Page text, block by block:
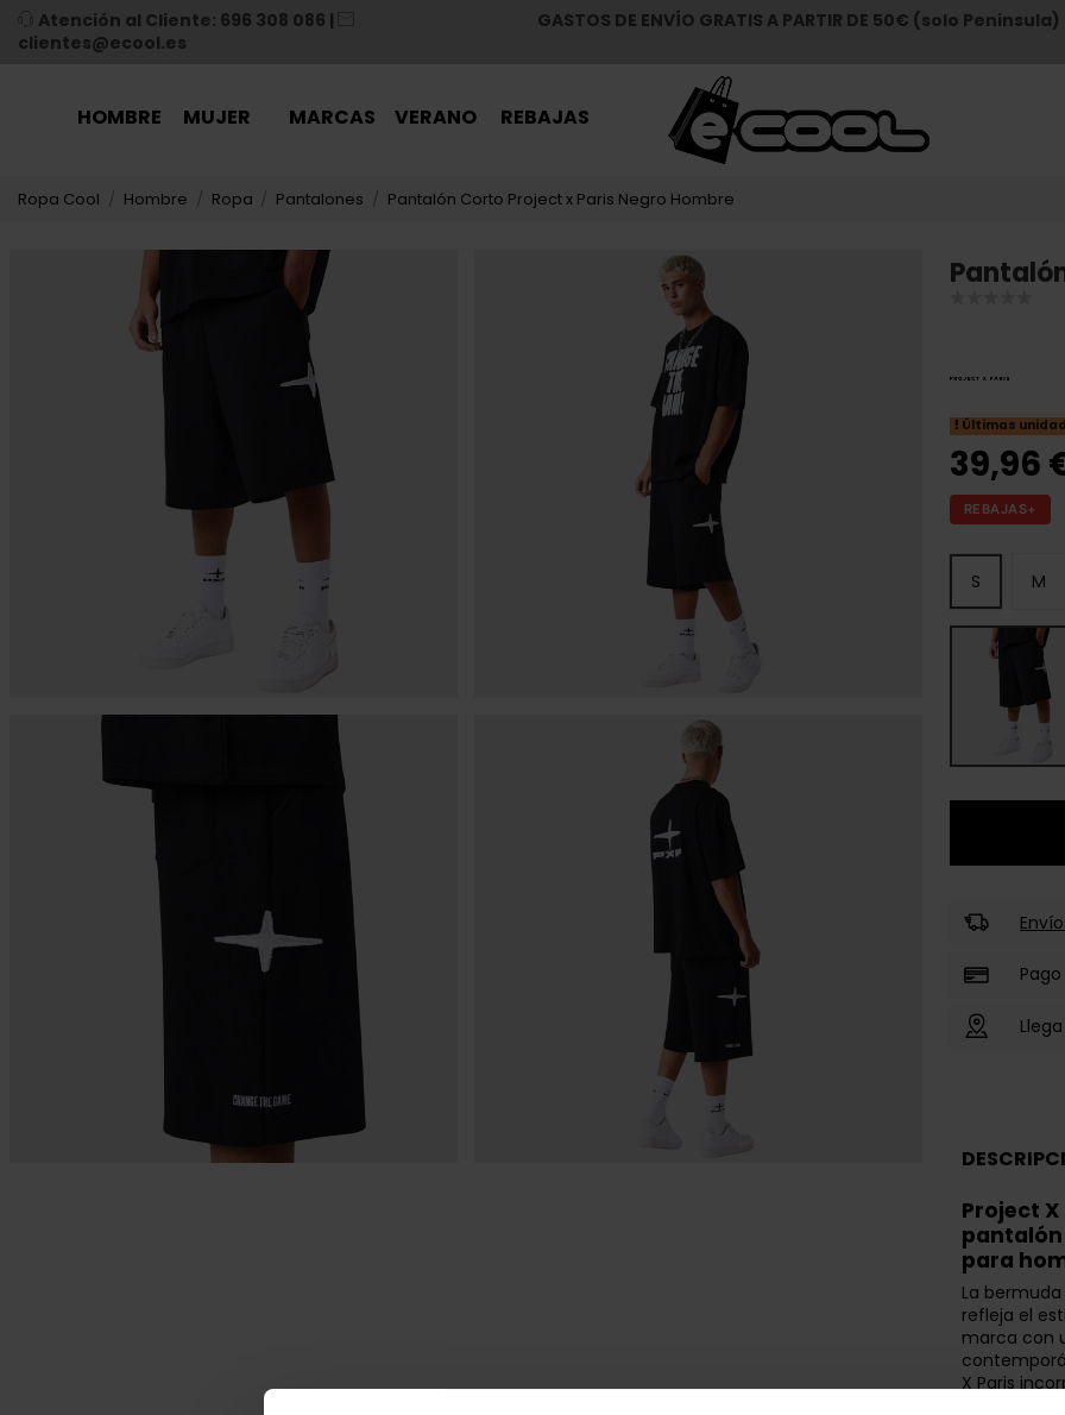
Atención al Cliente: 696 308 086 |
clientes@ecool.es
GASTOS DE ENVÍO GRATIS A PARTIR DE 50€ (solo Peninsula)
HOMBRE MUJER MARCAS VERANO REBAJAS
Ropa Cool Hombre Ropa Pantalones Pantalón Corto Project x Paris Negro Hombre
Últimas
39,96
REBAJAS+
S M
Project
para
La
refleja el
marca con
X Paris